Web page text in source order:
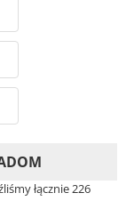
łącznie 226